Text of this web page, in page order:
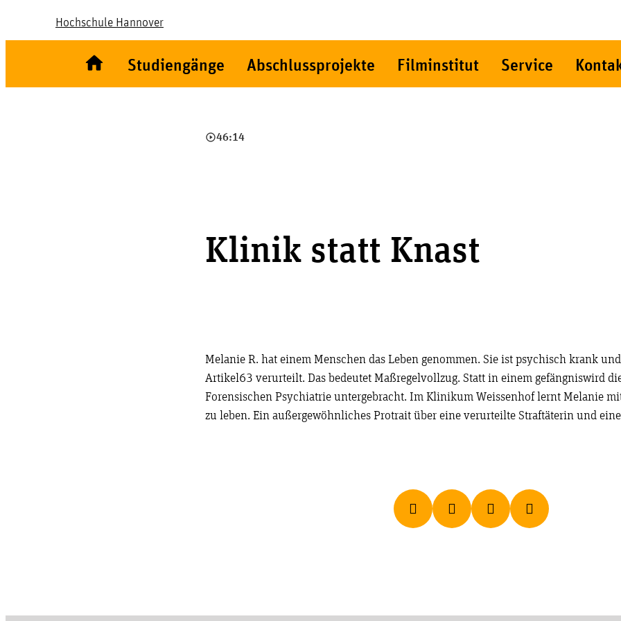
Hochschule Hannover
Studiengänge Abschlussprojekte Filminstitut Service
play_circle_outline46:14
Klinik statt Knast
Melanie R. hat einem Menschen das Leben genommen. Sie ist psychisch krank
Artikel63 verurteilt. Das bedeutet Maßregelvollzug. Statt in einem gefängniswird
Forensischen Psychiatrie untergebracht. Im Klinikum Weissenhof lernt Melanie
zu leben. Ein außergewöhnliches Protrait über eine verurteilte Straftäterin und